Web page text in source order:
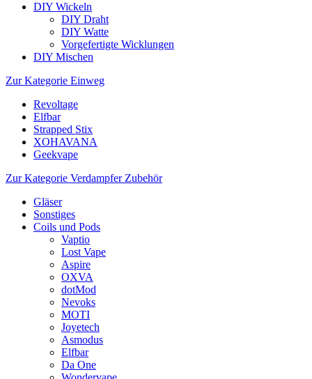
DIY Wickeln
DIY Draht
DIY Watte
Vorgefertigte Wicklungen
DIY Mischen
Zur Kategorie Einweg
Revoltage
Elfbar
Strapped Stix
XOHAVANA
Geekvape
Zur Kategorie Verdampfer Zubehör
Gläser
Sonstiges
Coils und Pods
Vaptio
Lost Vape
Aspire
OXVA
dotMod
Nevoks
MOTI
Joyetech
Asmodus
Elfbar
Da One